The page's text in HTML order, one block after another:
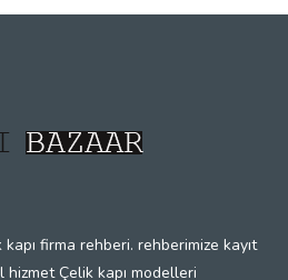
firma rehberi. rehberimize kayıt
Çelik kapı modelleri